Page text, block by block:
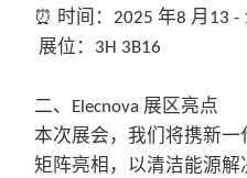
⏰ 时间：2025年8 月 13 -
展位： 3H 3B16
二、 Elecnova 展区亮点
本次展会，我们将携新一
矩阵亮相，以清洁能源